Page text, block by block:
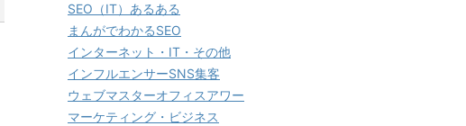
SEO（IT）あるある
まんがでわかるSEO
インターネット・IT・その他
インフルエンサーSNS集客
ウェブマスターオフィスアワー
マーケティング・ビジネス